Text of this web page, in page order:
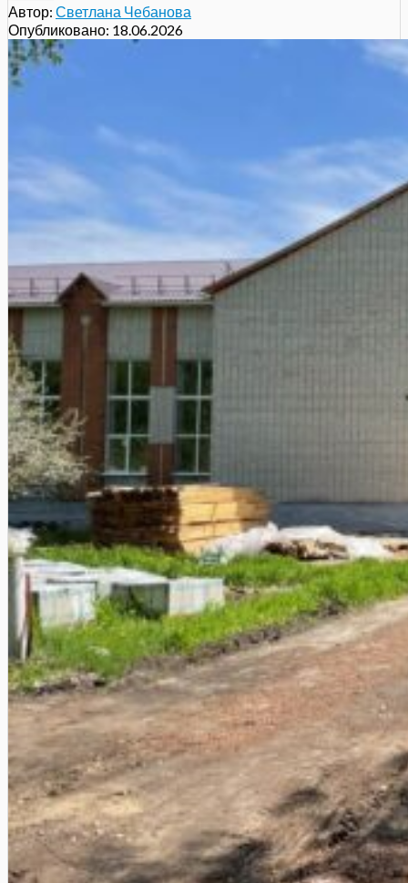
Автор: Светлана Чебанова
Опубликовано: 18.06.2026